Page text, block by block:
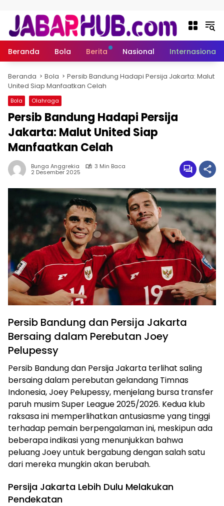
Beranda Bola Berita Nasional Internasional
Beranda Bola
Persib Bandung Hadapi Persija Jakarta: Malut
United Siap Manfaatkan Celah
Bola Olahraga
Persib Bandung Hadapi Persija
Jakarta: Malut United Siap
Manfaatkan Celah
Bunga Anggrekia 3 Min Baca
2 Desember 2025
Persib Bandung dan Persija Jakarta
Bersaing dalam Perebutan Joey
Pelupessy
Persib Bandung dan Persija Jakarta terlihat saling
bersaing dalam perebutan gelandang Timnas
Indonesia, Joey Pelupessy, menjelang bursa transfer
paruh musim Super League 2025/2026. Kedua klub
raksasa ini memperlihatkan antusiasme yang tinggi
terhadap pemain berpengalaman ini, meskipun ada
beberapa indikasi yang menunjukkan bahwa
peluang Joey untuk bergabung dengan salah satu
dari mereka mungkin akan berubah.
Persija Jakarta Lebih Dulu Melakukan
Pendekatan